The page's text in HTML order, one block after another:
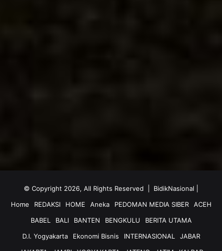
© Copyright 2026, All Rights Reserved | BidikNasional
Home
REDAKSI HOME Aneka PEDOMAN MEDIA SIBER
ACEH
BABEL
BALI BANTEN BENGKULU
BERITA UTAMA
D.I. Yogyakarta
Ekonomi Bisnis INTERNASIONAL
JABAR